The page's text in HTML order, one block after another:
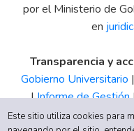
por el Ministerio de
en
Transparencia y
Gobierno Universitario |
|Informe de Gestión
Tributario|Estados
Este sitio utiliza cookies para